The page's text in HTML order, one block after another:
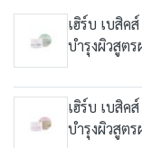
เฮิร์บ เบสิค
บำรุงผิวสูต
เฮิร์บ เบสิค
บำรุงผิวสูต